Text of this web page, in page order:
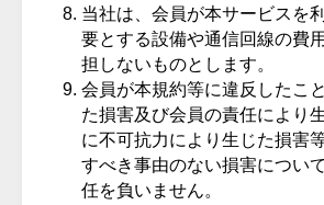
当社は、会員が本サービスを
要とする設備や通信回線の費
担しないものとします。
会員が本規約等に違反したこ
た損害及び会員の責任により
に不可抗力により生じた損害
すべき事由のない損害につい
任を負いません。